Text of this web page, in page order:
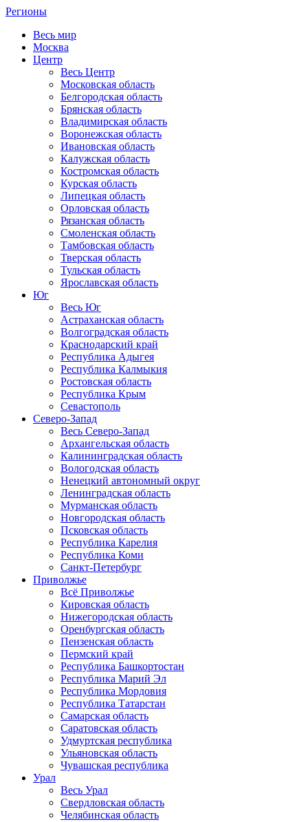
Регионы
Весь мир
Москва
Центр
Весь Центр
Московская область
Белгородская область
Брянская область
Владимирская область
Воронежская область
Ивановская область
Калужская область
Костромская область
Курская область
Липецкая область
Орловская область
Рязанская область
Смоленская область
Тамбовская область
Тверская область
Тульская область
Ярославская область
Юг
Весь Юг
Астраханская область
Волгоградская область
Краснодарский край
Республика Адыгея
Республика Калмыкия
Ростовская область
Республика Крым
Севастополь
Северо-Запад
Весь Северо-Запад
Архангельская область
Калининградская область
Вологодская область
Ненецкий автономный округ
Ленинградская область
Мурманская область
Новгородская область
Псковская область
Республика Карелия
Республика Коми
Санкт-Петербург
Приволжье
Всё Приволжье
Кировская область
Нижегородская область
Оренбургская область
Пензенская область
Пермский край
Республика Башкортостан
Республика Марий Эл
Республика Мордовия
Республика Татарстан
Самарская область
Саратовская область
Удмуртская республика
Ульяновская область
Чувашская республика
Урал
Весь Урал
Свердловская область
Челябинская область